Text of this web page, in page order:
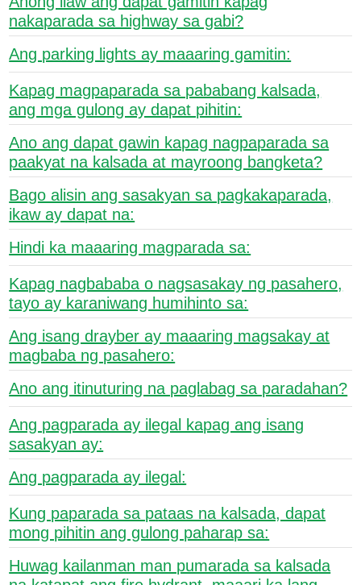
nakaparada sa highway sa gabi?
Ang parking lights ay maaaring gamitin:
Kapag magpaparada sa pababang kalsada,
ang mga gulong ay dapat pihitin:
Ano ang dapat gawin kapag nagpaparada sa
paakyat na kalsada at mayroong bangketa?
Bago alisin ang sasakyan sa pagkakaparada,
ikaw ay dapat na:
Hindi ka maaaring magparada sa:
Kapag nagbababa o nagsasakay ng pasahero,
tayo ay karaniwang humihinto sa:
Ang isang drayber ay maaaring magsakay at
magbaba ng pasahero:
Ano ang itinuturing na paglabag sa paradahan?
Ang pagparada ay ilegal kapag ang isang
sasakyan ay:
Ang pagparada ay ilegal:
Kung paparada sa pataas na kalsada, dapat
mong pihitin ang gulong paharap sa:
Huwag kailanman man pumarada sa kalsada